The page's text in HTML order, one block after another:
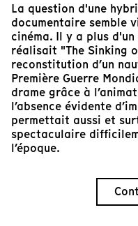
La question d'une
documentaire semble
cinéma. Il y a plus
réalisait "The Sinking
reconstitution d’un
Première Guerre
drame grâce à
l’absence évidente
permettait aussi et
spectaculaire
l’époque.